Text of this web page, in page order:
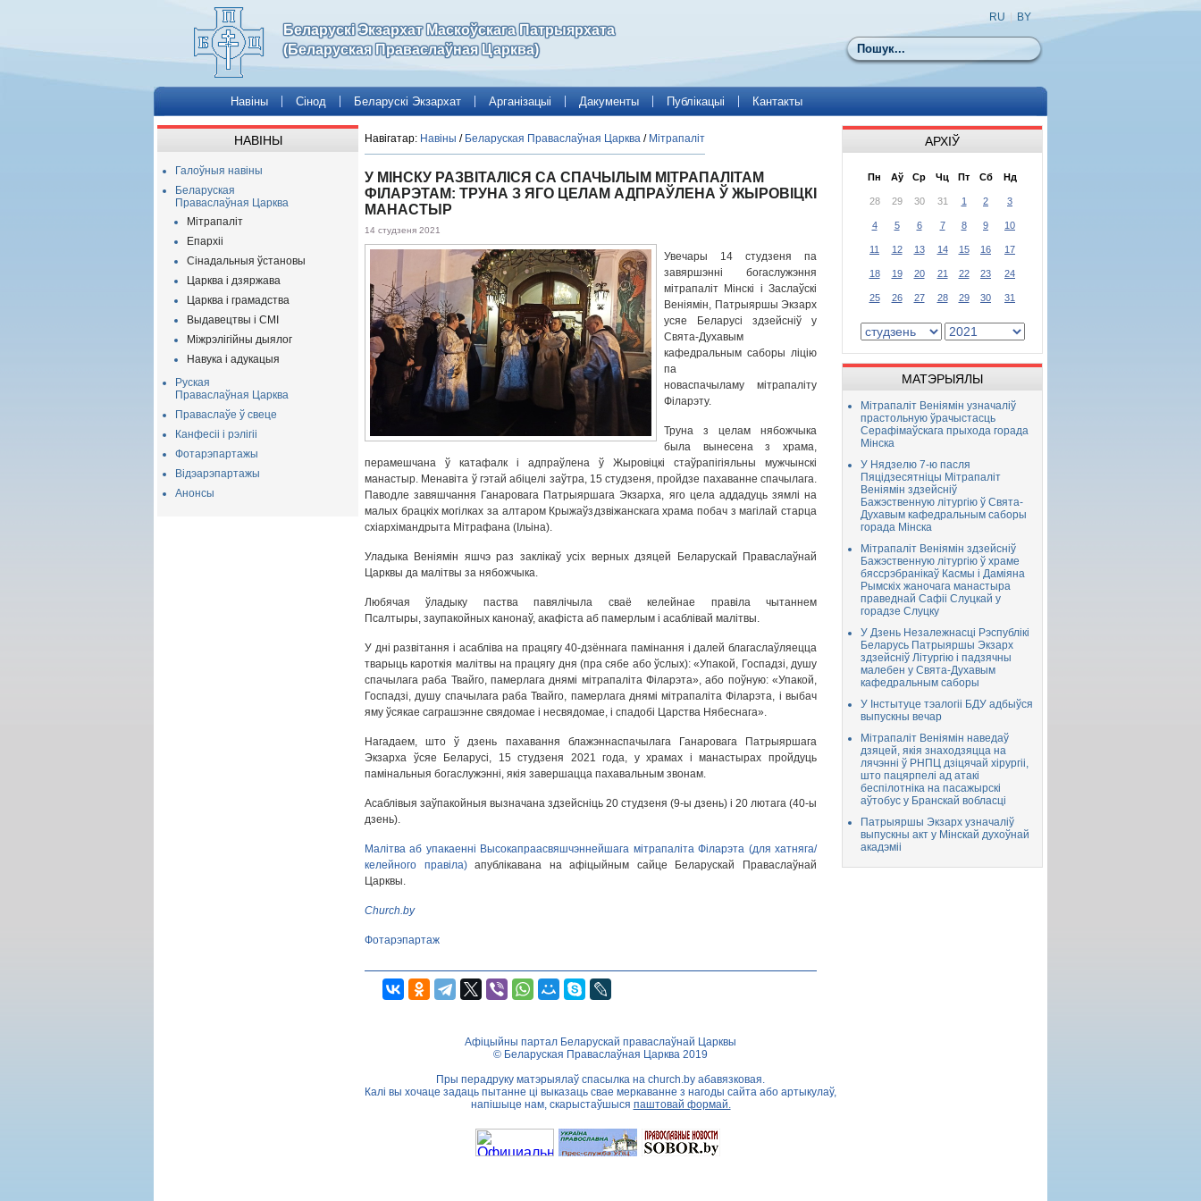
Беларускі Экзархат Маскоўскага Патрыярхата
(Беларуская Праваслаўная Царква)
Пошук
RU BY
Навіны Сінод Беларускі Экзархат Арганізацыі Дакументы Публікацыі Кантакты
НАВІНЫ
Галоўныя навіны
Беларуская
Праваслаўная Царква
Мітрапаліт
Епархіі
Сінадальныя ўстановы
Царква і дзяржава
Царква і грамадства
Выдавецтвы і СМІ
Міжрэлігійны дыялог
Навука і адукацыя
Руская
Праваслаўная Царква
Праваслаўе ў свеце
Канфесіі і рэлігіі
Фотарэпартажы
Відэарэпартажы
Анонсы
Навігатар: Навіны / Беларуская Праваслаўная Царква / Мітрапаліт
У МІНСКУ РАЗВІТАЛІСЯ СА СПАЧЫЛЫМ МІТРАПАЛІТАМ
ФІЛАРЭТАМ: ТРУНА З ЯГО ЦЕЛАМ АДПРАЎЛЕНА Ў ЖЫРОВІЦКІ
МАНАСТЫР
14 студзеня 2021
Увечары 14 студзеня па
завяршэнні богаслужэння
мітрапаліт Мінскі і Заслаўскі
Веніямін, Патрыяршы Экзарх
усяе Беларусі здзейсніў у
Свята-Духавым
кафедральным саборы ліцію
па
новаспачыламу мітрапаліту
Філарэту.
Труна з целам нябожчыка
была вынесена з храма,
перамешчана ў катафалк і адпраўлена ў Жыровіцкі стаўрапігіяльны мужчынскі
манастыр. Менавіта ў гэтай абіцелі заўтра, 15 студзеня, пройдзе пахаванне спачылага.
Паводле завяшчання Ганаровага Патрыяршага Экзарха, яго цела аддадуць зямлі на
малых брацкіх могілках за алтаром Крыжаўздзвіжанскага храма побач з магілай старца
схіархімандрыта Мітрафана (Ільіна).
Уладыка Веніямін яшчэ раз заклікаў усіх верных дзяцей Беларускай Праваслаўнай
Царквы да малітвы за нябожчыка.
Любячая ўладыку паства павялічыла сваё келейнае правіла чытаннем
Псалтыры, заупакойных канонаў, акафіста аб памерлым і асаблівай малітвы.
У дні развітання і асабліва на працягу 40-дзённага памінання і далей благаслаўляецца
тварыць кароткія малітвы на працягу дня (пра сябе або ўслых): «Упакой, Госпадзі, душу
спачылага раба Твайго, памерлага днямі мітрапаліта Філарэта», або поўную: «Упакой,
Госпадзі, душу спачылага раба Твайго, памерлага днямі мітрапаліта Філарэта, і выбач
яму ўсякае саграшэнне свядомае і несвядомае, і спадобі Царства Нябеснага».
Нагадаем, што ў дзень пахавання блажэннаспачылага Ганаровага Патрыяршага
Экзарха ўсяе Беларусі, 15 студзеня 2021 года, у храмах і манастырах пройдуць
памінальныя богаслужэнні, якія завершацца пахавальным звонам.
Асаблівыя заўпакойныя вызначана здзейсніць 20 студзеня (9-ы дзень) і 20 лютага (40-ы
дзень).
Малітва аб упакаенні Высокапраасвяшчэннейшага мітрапаліта Філарэта (для хатняга/
келейного правіла)апублікавана на афіцыйным сайце Беларускай Праваслаўнай
Царквы.
Сhurch.by
Фотарэпартаж
АРХІЎ
Пн Аў Ср Чц Пт Сб Нд
28 29 30 31 1 2 3
4 5 6 7 8 9 10
11 12 13 14 15 16 17
18 19 20 21 22 23 24
25 26 27 28 29 30 31
МАТЭРЫЯЛЫ
Мітрапаліт Веніямін узначаліў
прастольную ўрачыстасць
Серафімаўскага прыхода горада
Мінска
У Нядзелю 7-ю пасля
Пяцідзесятніцы Мітрапаліт
Веніямін здзейсніў
Бажэственную літургію ў Свята-
Духавым кафедральным саборы
горада Мінска
Мітрапаліт Веніямін здзейсніў
Бажэственную літургію ў храме
бяссрэбранікаў Касмы і Даміяна
Рымскіх жаночага манастыра
праведнай Сафіі Слуцкай у
горадзе Слуцку
У Дзень Незалежнасці Рэспублікі
Беларусь Патрыяршы Экзарх
здзейсніў Літургію і падзячны
малебен у Свята-Духавым
кафедральным саборы
У Інстытуце тэалогіі БДУ адбыўся
выпускны вечар
Мітрапаліт Веніямін наведаў
дзяцей, якія знаходзяцца на
лячэнні ў РНПЦ дзіцячай хірургіі,
што пацярпелі ад атакі
беспілотніка на пасажырскі
аўтобус у Бранскай вобласці
Патрыяршы Экзарх узначаліў
выпускны акт у Мінскай духоўнай
акадэміі
Афіцыйны партал Беларускай праваслаўнай Царквы
© Беларуская Праваслаўная Царква 2019
Пры перадруку матэрыялаў спасылка на church.by абавязковая.
Калі вы хочаце задаць пытанне ці выказаць свае меркаванне з нагоды сайта або артыкулаў,
напішыце нам, скарыстаўшыся паштовай формай.